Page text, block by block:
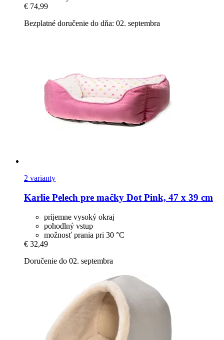
€ 74,99
Bezplatné doručenie do dňa: 02. septembra
2 varianty
Karlie Pelech pre mačky Dot Pink, 47 x 39 cm
príjemne vysoký okraj
pohodlný vstup
možnosť prania pri 30 °C
€ 32,49
Doručenie do 02. septembra